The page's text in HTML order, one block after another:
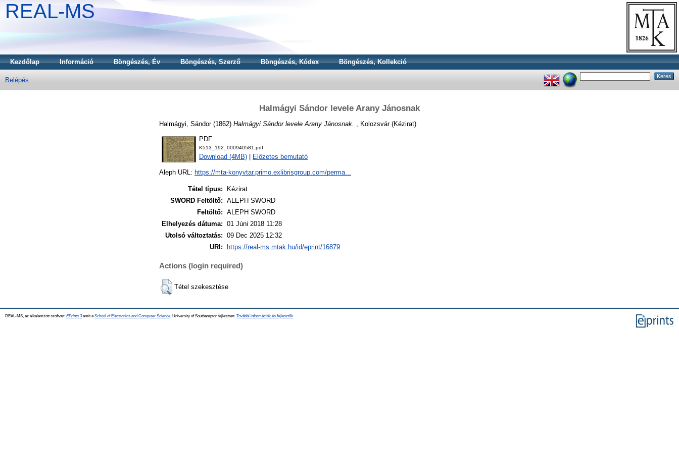
REAL-MS
Kezdőlap Információ Böngészés, Év Böngészés, Szerző Böngészés, Kódex Böngészés, Kollekció
Belépés
Halmágyi Sándor levele Arany Jánosnak
Halmágyi, Sándor(1862) Halmágyi Sándor levele Arany Jánosnak. , Kolozsvár (Kézirat)
PDF
K513_192_000940581.pdf
Download (4MB) Előzetes bemutató
Aleph URL: https://mta-konyvtar.primo.exlibrisgroup.com/perma...
Tétel típus:
Kézirat
SWORD Feltöltő: ALEPH SWORD
Feltöltő: ALEPH SWORD
Elhelyezés dátuma: 01 Júni 2018 11:28
Utolsó változtatás: 09 Dec 2025 12:32
URI:
https://real-ms.mtak.hu/id/eprint/16879
Actions (login required)
Tétel szekesztése
REAL-MS, az alkalamzott szoftver: EPrints 3amit a School of Electronics and Computer Science , University of Southampton fejlesztett. További információk és fejlesztők